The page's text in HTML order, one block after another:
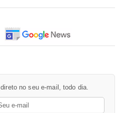
direto no seu e-mail, todo dia.